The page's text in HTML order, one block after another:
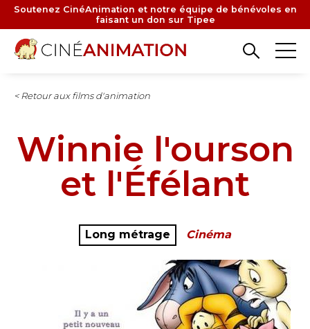
Aller
contenu
principal
Soutenez CinéAnimation et notre équipe de bénévoles en
faisant un don sur Tipee
< Retour aux films d'animation
Winnie l'ourson
et l'Éfélant
Long métrage Cinéma